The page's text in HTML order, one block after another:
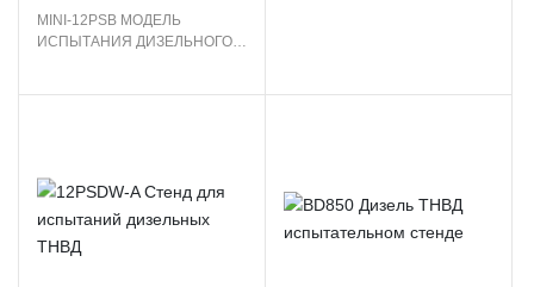
MINI-12PSB МОДЕЛЬ
ИСПЫТАНИЯ ДИЗЕЛЬНОГО